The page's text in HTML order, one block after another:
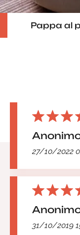
Pappa al
27/10/2022
31/10/2019